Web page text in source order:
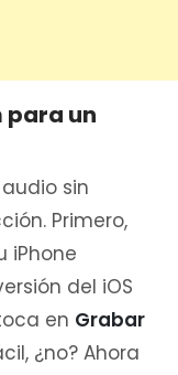
para un
sin
Primero,
iPhone
del iOS
en Grabar
¿no? Ahora